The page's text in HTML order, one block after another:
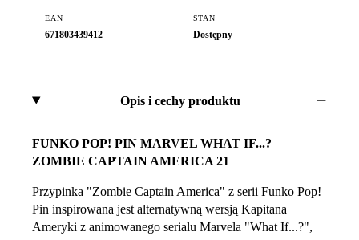
EAN
671803439412
STAN
Dostępny
Opis i cechy produktu
FUNKO POP! PIN MARVEL WHAT IF...?
ZOMBIE CAPTAIN AMERICA 21
Przypinka "Zombie Captain America" z serii Funko Pop!
Pin inspirowana jest alternatywną wersją Kapitana
Ameryki z animowanego serialu Marvela "What If...?",